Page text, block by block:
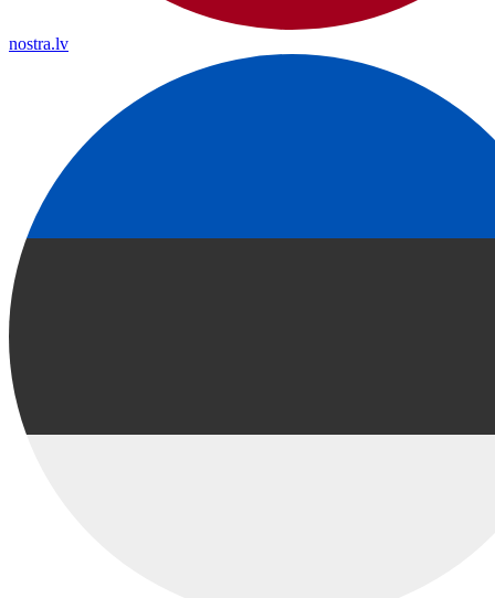
nostra.lv